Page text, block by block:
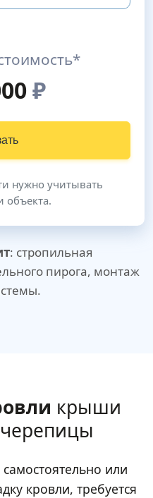
₽
нужно учитывать
объекта.
: стропильная
пирога, монтаж
крыши
или
кровли, требуется